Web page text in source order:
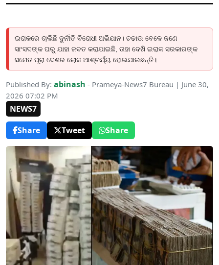
ଇରାକରେ ଚାଲିଛି ଦୁର୍ନୀତି ବିରୋଧୀ ଅଭିଯାନ। ଚଢାଉ ବେଳେ ଜଣେ
ସାଂସଦଙ୍କ ଘରୁ ଯାହା ଜବତ କରାଯାଇଛି, ତାହା ଦେଖି ଇରାକ ସରକାରଙ୍କ
ସମେତ ପୂରା ଦେଶର ଲୋକ ଆଶ୍ଚର୍ଯ୍ୟ ହୋଇଯାଇଛନ୍ତି।
Published By: abinash - Prameya-News7 Bureau | June 30,
2026 07:02 PM
NEWS7
Share
Tweet Share